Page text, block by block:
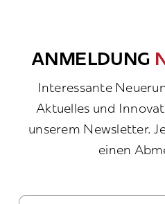
ANMELDUNG
Interessante
Aktuelles und
unserem Newsletter.
einen